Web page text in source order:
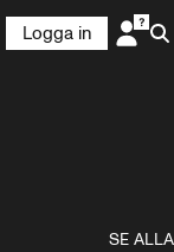
Logga in
SE ALLA